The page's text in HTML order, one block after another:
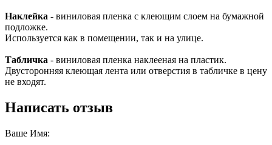
Наклейка - виниловая пленка с клеющим слоем на бумажной
подложке.
Используется как в помещении, так и на улице.
Табличка - виниловая пленка наклееная на пластик.
Двусторонняя клеющая лента или отверстия в табличке в цену
не входят.
Написать отзыв
Ваше Имя: